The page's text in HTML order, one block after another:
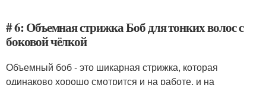
# 6: Объемная стрижка Боб для тонких волос с
боковой чёлкой
Объемный боб - это шикарная стрижка, которая
одинаково хорошо смотрится и на работе, и на